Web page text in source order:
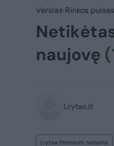
Verslas Rinkos pulsas
naujovę
Lrytas.lt
Lrytas Premium nariams